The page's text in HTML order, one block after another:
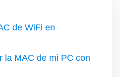
de WiFi en
la MAC de mi PC con